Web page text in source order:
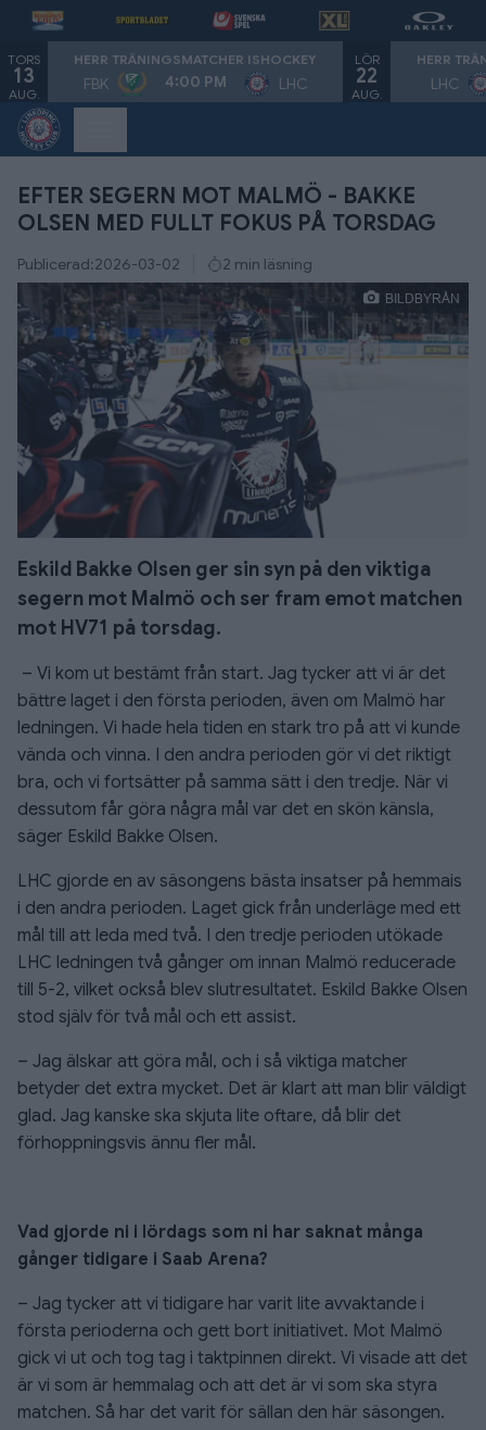
TORS
13
AUG.
HERR TRÄNINGSMATCHER ISHOCKEY
FBK 4:00 PM LHC
LÖR
22
AUG.
HERR
LHC
EFTER SEGERN MOT MALMÖ - BAKKE
OLSEN MED FULLT FOKUS PÅ TORSDAG
Publicerad:2026-03-02 2 min läsning
BILDBYRÅN
Eskild Bakke Olsen ger sin syn på den viktiga
segern mot Malmö och ser fram emot matchen
mot HV71 på torsdag.
– Vi kom ut bestämt från start. Jag tycker att vi är det
bättre laget i den första perioden, även om Malmö har
ledningen. Vi hade hela tiden en stark tro på att vi kunde
vända och vinna. I den andra perioden gör vi det riktigt
bra, och vi fortsätter på samma sätt i den tredje. När vi
dessutom får göra några mål var det en skön känsla,
säger Eskild Bakke Olsen.
LHC gjorde en av säsongens bästa insatser på hemmais
i den andra perioden. Laget gick från underläge med ett
mål till att leda med två. I den tredje perioden utökade
LHC ledningen två gånger om innan Malmö reducerade
till 5-2, vilket också blev slutresultatet. Eskild Bakke Olsen
stod själv för två mål och ett assist.
– Jag älskar att göra mål, och i så viktiga matcher
betyder det extra mycket. Det är klart att man blir väldigt
glad. Jag kanske ska skjuta lite oftare, då blir det
förhoppningsvis ännu fler mål.
Vad gjorde ni i lördags som ni har saknat många
gånger tidigare i Saab Arena?
– Jag tycker att vi tidigare har varit lite avvaktande i
första perioderna och gett bort initiativet. Mot Malmö
gick vi ut och tog tag i taktpinnen direkt. Vi visade att det
är vi som är hemmalag och att det är vi som ska styra
matchen. Så har det varit för sällan den här säsongen.